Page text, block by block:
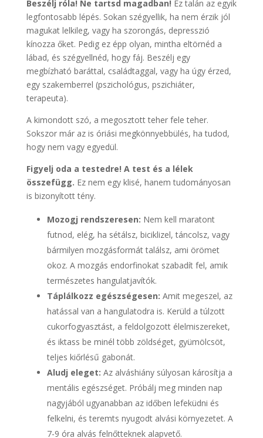
Beszélj róla! Ne tartsd magadban! Ez talán az egyik
legfontosabb lépés. Sokan szégyellik, ha nem érzik jól
magukat lelkileg, vagy ha szorongás, depresszió
kínozza őket. Pedig ez épp olyan, mintha eltörnéd a
lábad, és szégyellnéd, hogy fáj. Beszélj egy
megbízható baráttal, családtaggal, vagy ha úgy érzed,
egy szakemberrel (pszichológus, pszichiáter,
terapeuta).
A kimondott szó, a megosztott teher fele teher.
Sokszor már az is óriási megkönnyebbülés, ha tudod,
hogy nem vagy egyedül.
Figyelj oda a testedre! A test és a lélek
összefügg. Ez nem egy klisé, hanem tudományosan
is bizonyított tény.
Mozogj rendszeresen: Nem kell maratont
futnod, elég, ha sétálsz, biciklizel, táncolsz, vagy
bármilyen mozgásformát találsz, ami örömet
okoz. A mozgás endorfinokat szabadít fel, amik
természetes hangulatjavítók.
Táplálkozz egészségesen: Amit megeszel, az
hatással van a hangulatodra is. Kerüld a túlzott
cukorfogyasztást, a feldolgozott élelmiszereket,
és iktass be minél több zöldséget, gyümölcsöt,
teljes kiőrlésű gabonát.
Aludj eleget: Az alváshiány súlyosan károsítja a
mentális egészséget. Próbálj meg minden nap
nagyjából ugyanabban az időben lefeküdni és
felkelni, és teremts nyugodt alvási környezetet. A
7-9 óra alvás felnőtteknek alapvető.